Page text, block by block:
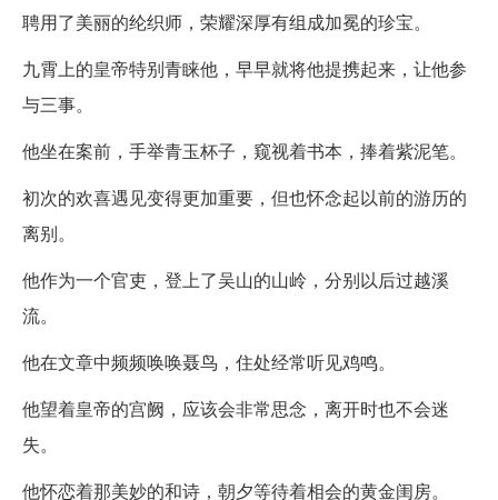
聘用了美丽的纶织师，荣耀深厚有组成加冕的珍宝。
九霄上的皇帝特别青睐他，早早就将他提携起来，让他参
与三事。
他坐在案前，手举青玉杯子，窥视着书本，捧着紫泥笔。
初次的欢喜遇见变得更加重要，但也怀念起以前的游历的
离别。
他作为一个官吏，登上了吴山的山岭，分别以后过越溪
流。
他在文章中频频唤唤聂鸟，住处经常听见鸡鸣。
他望着皇帝的宫阙，应该会非常思念，离开时也不会迷
失。
他怀恋着那美妙的和诗，朝夕等待着相会的黄金闺房。